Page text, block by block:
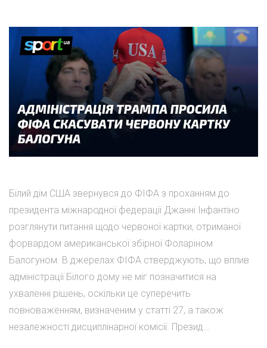
Білий дім США звернувся до ФІФА з проханням до
президента міжнародної федерації Джанні Інфантіно
розглянути питання щодо червоної картки, отриманої
форвардом американської збірної Фоларіном
Балогуном. В джерелах ФІФА стверджують, що вплив
адміністрації Білого дому не міг позначитися на
ухваленні рішень, оскільки це суперечить
повноваженням, визначеним у статті 27, а також
незалежності дисциплінарної комісії. Презид...